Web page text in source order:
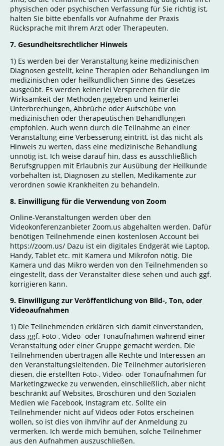
physischen oder psychischen Verfassung für Sie richtig ist,
halten Sie bitte ebenfalls vor Aufnahme der Praxis
Rücksprache mit Ihrem Arzt oder Therapeuten.
7. Gesundheitsrechtlicher Hinweis
1) Es werden bei der Veranstaltung keine medizinischen
Diagnosen gestellt, keine Therapien oder Behandlungen im
medizinischen oder heilkundlichen Sinne des Gesetzes
ausgeübt. Es werden keinerlei Versprechen für die
Wirksamkeit der Methoden gegeben und keinerlei
Unterbrechungen, Abbrüche oder Aufschübe von
medizinischen oder therapeutischen Behandlungen
empfohlen. Auch wenn durch die Teilnahme an einer
Veranstaltung eine Verbesserung eintritt, ist das nicht als
Hinweis zu werten, dass eine medizinische Behandlung
unnötig ist. Ich weise darauf hin, dass es ausschließlich
Berufsgruppen mit Erlaubnis zur Ausübung der Heilkunde
vorbehalten ist, Diagnosen zu stellen, Medikamente zur
verordnen sowie Krankheiten zu behandeln.
8. Einwilligung für die Verwendung von Zoom
Online-Veranstaltungen werden über den
Videokonferenzanbieter Zoom.us abgehalten werden. Dafür
benötigen Teilnehmende einen kostenlosen Account bei
https://zoom.us/ Dazu ist ein digitales Endgerät wie Laptop,
Handy, Tablet etc. mit Kamera und Mikrofon nötig. Die
Kamera und das Mikro werden von den Teilnehmenden so
eingestellt, dass der Veranstalter diese sehen und auch ggf.
korrigieren kann.
9. Einwilligung zur Veröffentlichung von Bild-, Ton, oder
Videoaufnahmen
1) Die Teilnehmenden erklären sich damit einverstanden,
dass ggf. Foto-, Video- oder Tonaufnahmen während einer
Veranstaltung oder einer Gruppe gemacht werden. Die
Teilnehmenden übertragen alle Rechte und Interessen an
den Veranstaltungsleitenden. Die Teilnehmer autorisieren
diesen, die erstellten Foto-, Video- oder Tonaufnahmen für
Marketingzwecke zu verwenden, einschließlich, aber nicht
beschränkt auf Websites, Broschüren und den Sozialen
Medien wie Facebook, Instagram etc. Sollte ein
Teilnehmender nicht auf Videos oder Fotos erscheinen
wollen, so ist dies von ihm/ihr auf der Anmeldung zu
vermerken. Ich werde mich bemühen, solche Teilnehmer
aus den Aufnahmen auszuschließen.